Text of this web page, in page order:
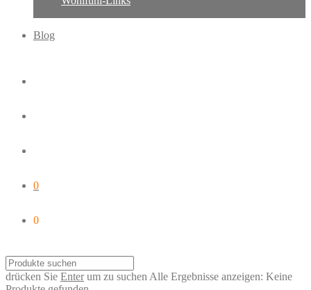
Blog
0
0
drücken Sie Enterum zu suchen Alle Ergebnisse anzeigen: Keine